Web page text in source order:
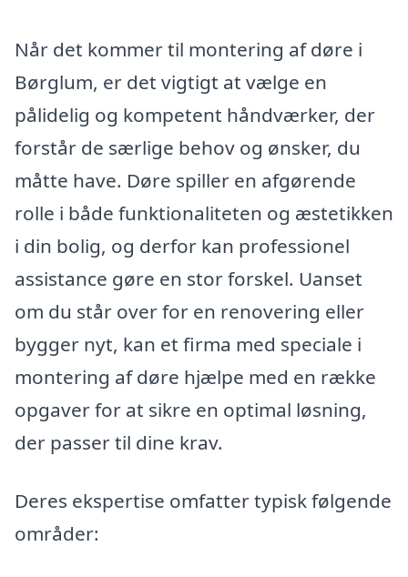
Når det kommer til montering af døre i
Børglum, er det vigtigt at vælge en
pålidelig og kompetent håndværker, der
forstår de særlige behov og ønsker, du
måtte have. Døre spiller en afgørende
rolle i både funktionaliteten og æstetikken
i din bolig, og derfor kan professionel
assistance gøre en stor forskel. Uanset
om du står over for en renovering eller
bygger nyt, kan et firma med speciale i
montering af døre hjælpe med en række
opgaver for at sikre en optimal løsning,
der passer til dine krav.
Deres ekspertise omfatter typisk følgende
områder: